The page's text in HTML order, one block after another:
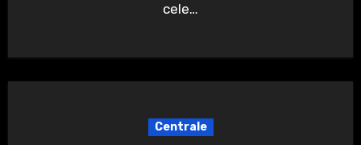
cele…
Centrale